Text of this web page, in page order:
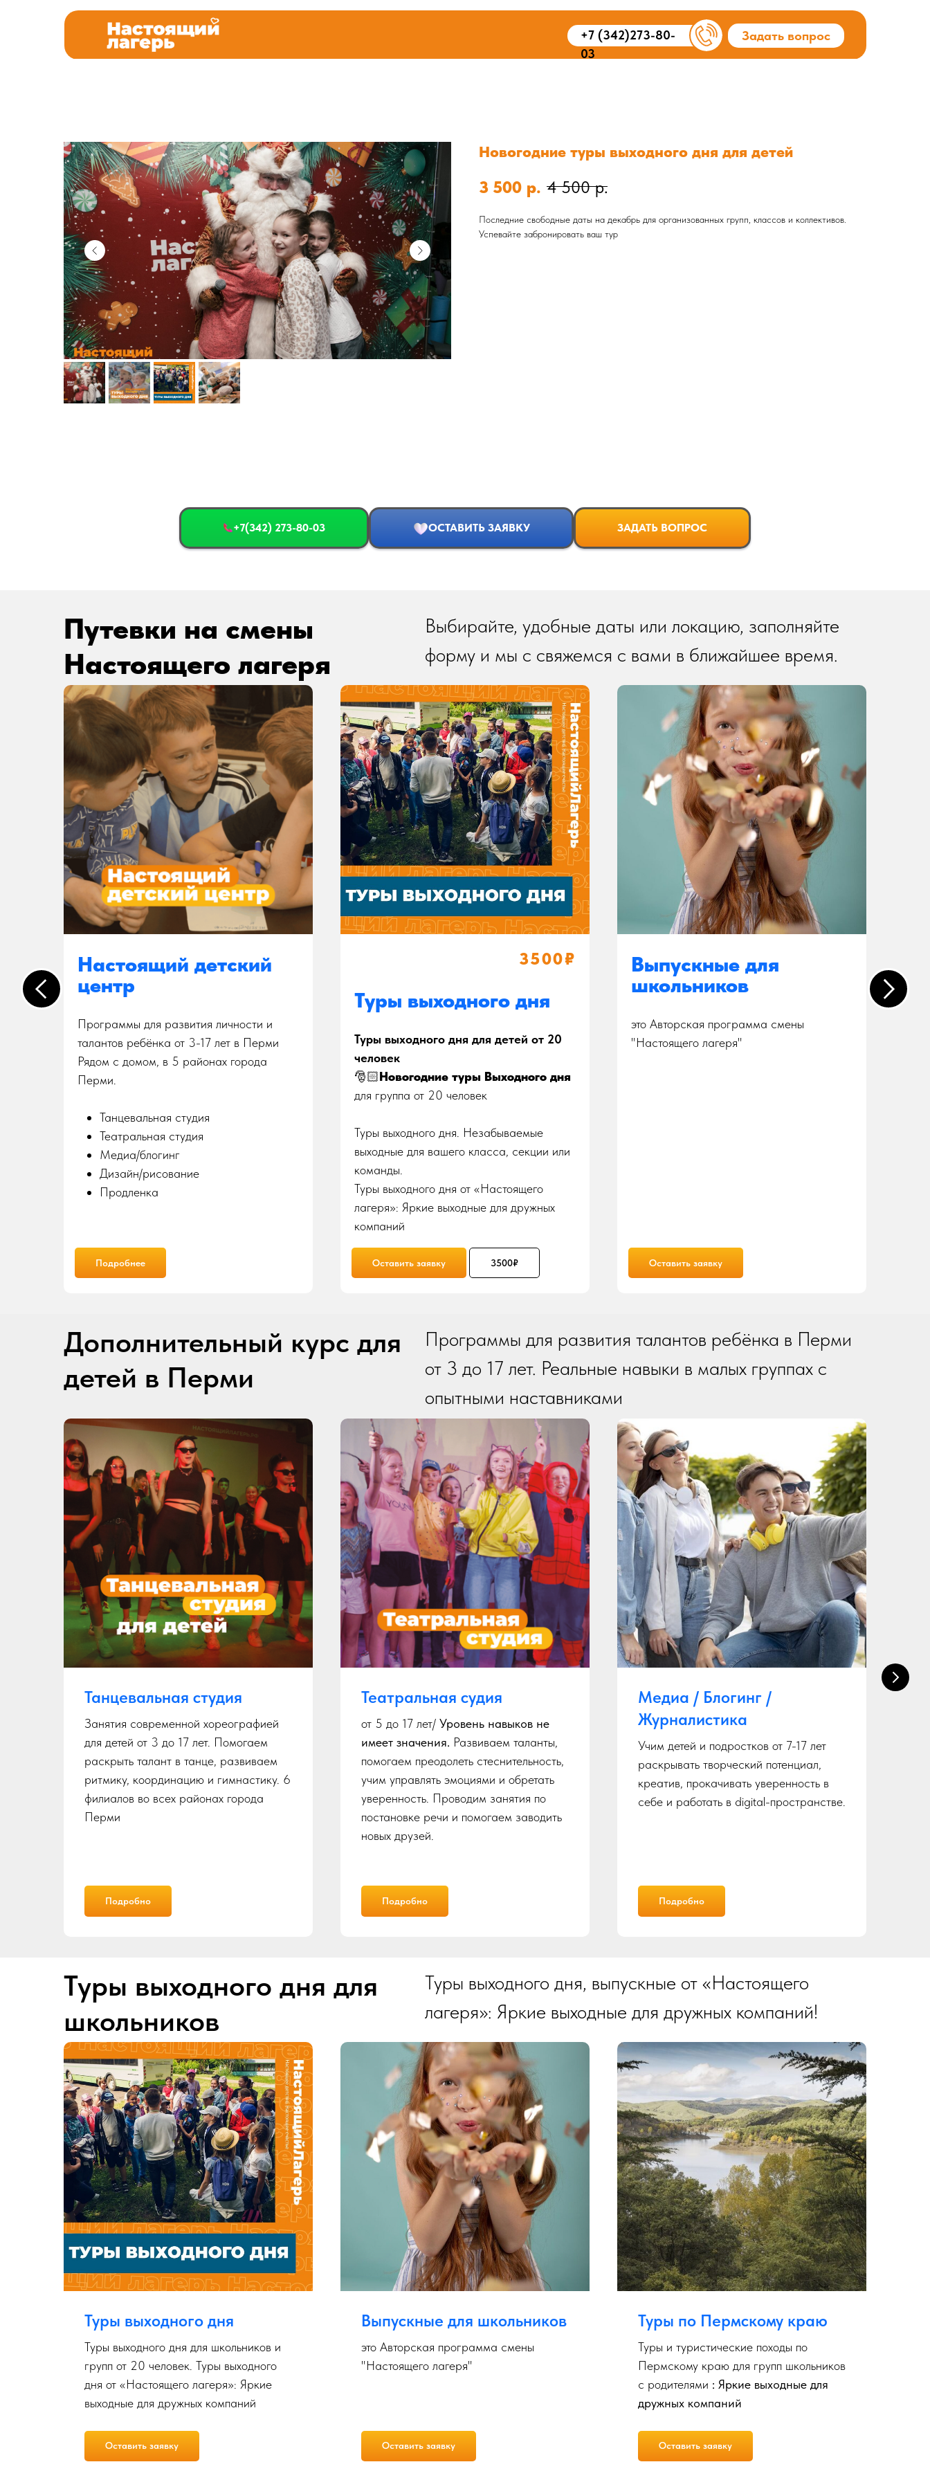
Задать вопрос
+7 (342)273-80-
03
Новогодние туры выходного дня для детей
3 500 р. 4 500 р.
Последние свободные даты на декабрь для организованных групп, классов и коллективов.
Успевайте забронировать ваш тур
+7(342) 273-80-03 ОСТАВИТЬ ЗАЯВКУ ЗАДАТЬ ВОПРОС
Путевки на смены
Настоящего лагеря
Выбирайте, удобные даты или локацию, заполняйте
форму и мы с свяжемся с вами в ближайшее время.
Настоящий детский
центр
Программы для развития личности и
талантов ребёнка от 3-17 лет в Перми
Рядом с домом, в 5 районах города
Перми.
Танцевальная студия
Театральная студия
Медиа/блогинг
Дизайн/рисование
Продленка
Подробнее
3500₽
Туры выходного дня
Туры выходного дня для детей от 20
человек
🎅🏻Новогодние туры Выходного дня
для группа от 20 человек
Туры выходного дня. Незабываемые
выходные для вашего класса, секции или
команды.
Туры выходного дня от «Настоящего
лагеря»: Яркие выходные для дружных
компаний
Оставить заявку 3500₽
Выпускные для
школьников
это Авторская программа смены
"Настоящего лагеря"
Оставить заявку
Дополнительный курс для
детей в Перми
Программы для развития талантов ребёнка в Перми
от 3 до 17 лет. Реальные навыки в малых группах с
опытными наставниками
Танцевальная студия
Занятия современной хореографией
для детей от 3 до 17 лет. Помогаем
раскрыть талант в танце, развиваем
ритмику, координацию и гимнастику. 6
филиалов во всех районах города
Перми
Подробно
Театральная судия
от 5 до 17 лет/ Уровень навыков не
имеет значения. Развиваем таланты,
помогаем преодолеть стеснительность,
учим управлять эмоциями и обретать
уверенность. Проводим занятия по
постановке речи и помогаем заводить
новых друзей.
Подробно
Медиа / Блогинг /
Журналистика
Учим детей и подростков от 7-17 лет
раскрывать творческий потенциал,
креатив, прокачивать уверенность в
себе и работать в digital-пространстве.
Подробно
Туры выходного дня для
школьников
Туры выходного дня, выпускные от «Настоящего
лагеря»: Яркие выходные для дружных компаний!
Туры выходного дня
Туры выходного дня для школьников и
групп от 20 человек. Туры выходного
дня от «Настоящего лагеря»: Яркие
выходные для дружных компаний
Оставить заявку
Выпускные для школьников
это Авторская программа смены
"Настоящего лагеря"
Оставить заявку
Туры по Пермскому краю
Туры и туристические походы по
Пермскому краю для групп школьников
с родителями : Яркие выходные для
дружных компаний
Оставить заявку